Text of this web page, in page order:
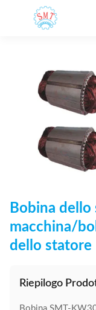
Bobina
macchina/
dello statore
Riepilogo